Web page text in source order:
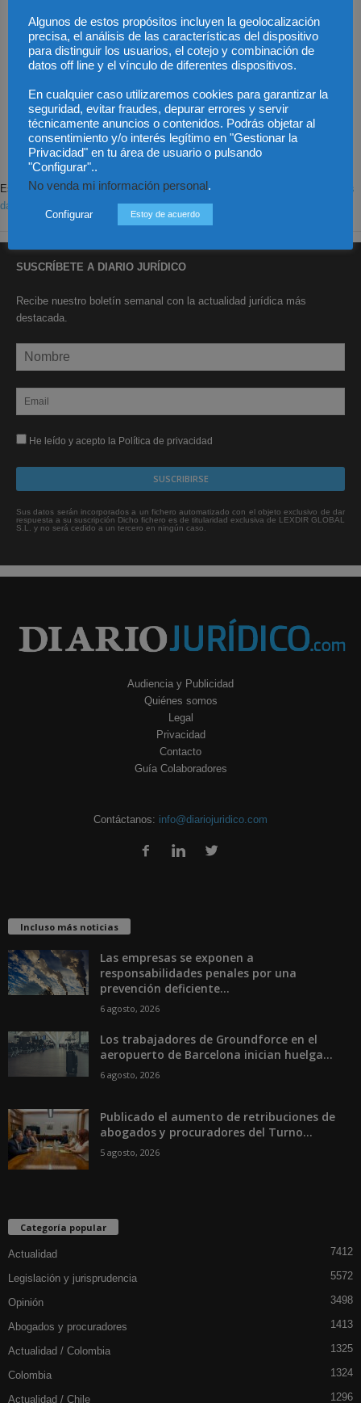
comment.
Este sitio usa Akismet para reducir el spam.Aprende cómo se procesan los
datos de tus comentarios.
SUSCRÍBETE A DIARIO JURÍDICO
Recibe nuestro boletín semanal con la actualidad jurídica más
destacada.
He leído y acepto la Política de privacidad
Sus datos serán incorporados a un fichero automatizado con el objeto exclusivo de dar
respuesta a su suscripción Dicho fichero es de titularidad exclusiva de LEXDIR GLOBAL
S.L. y no será cedido a un tercero en ningún caso.
Audiencia y Publicidad
Quiénes somos
Legal
Privacidad
Contacto
Guía Colaboradores
Contáctanos: info@diariojuridico.com
Incluso más noticias
Las empresas se exponen a
responsabilidades penales por una
prevención deficiente...
6 agosto, 2026
Los trabajadores de Groundforce en el
aeropuerto de Barcelona inician huelga...
6 agosto, 2026
Publicado el aumento de retribuciones de
abogados y procuradores del Turno...
5 agosto, 2026
Categoría popular
Actualidad 7412
Legislación y jurisprudencia 5572
Opinión 3498
Abogados y procuradores 1413
Actualidad / Colombia 1325
Colombia 1324
Actualidad / Chile 1296
Algunos de estos propósitos incluyen la geolocalización
precisa, el análisis de las características del dispositivo
para distinguir los usuarios, el cotejo y combinación de
datos off line y el vínculo de diferentes dispositivos.
En cualquier caso utilizaremos cookies para garantizar la
seguridad, evitar fraudes, depurar errores y servir
técnicamente anuncios o contenidos. Podrás objetar al
consentimiento y/o interés legítimo en "Gestionar la
Privacidad" en tu área de usuario o pulsando
"Configurar"..
No venda mi información personal.
Configurar Estoy de acuerdo